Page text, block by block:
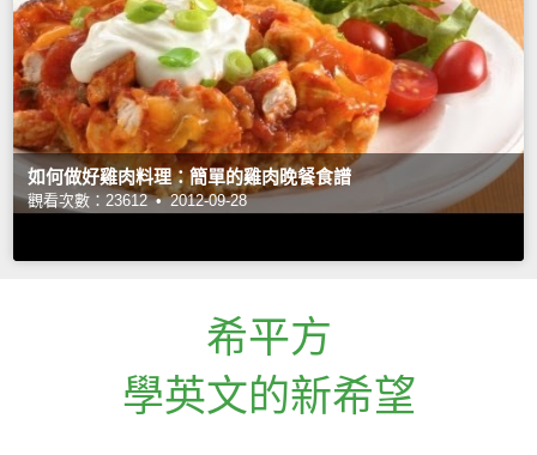
如何做好雞肉料理：簡單的雞肉晚餐食譜
觀看次數：23612 • 2012-09-28
希平方
學英文的新希望